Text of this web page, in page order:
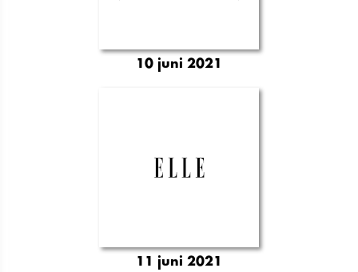
10 juni 2021
11 juni 2021